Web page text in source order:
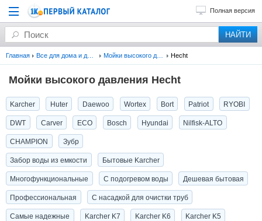
Полная версия
Главная Hecht
Мойки высокого давления Hecht
Karcher Huter Daewoo Wortex Bort Patriot RYOBI
DWT Carver ECO Bosch Hyundai Nilfisk-ALTO
CHAMPION Зубр
Забор воды из емкости Бытовые Karcher
Многофункциональные С подогревом воды Дешевая бытовая
Профессиональная С насадкой для очистки труб
Самые надежные Karcher K7 Karcher K6 Karcher K5